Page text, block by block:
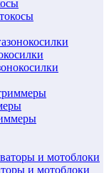
и мотоблоки
и мотоблоки